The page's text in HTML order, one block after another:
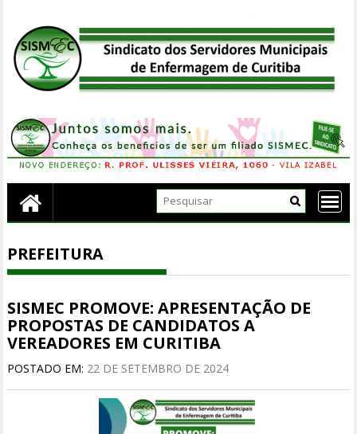
content
PREFEITURA
SISMEC PROMOVE: APRESENTAÇÃO DE
PROPOSTAS DE CANDIDATOS A
VEREADORES EM CURITIBA
POSTADO EM: 22 DE SETEMBRO DE 2024